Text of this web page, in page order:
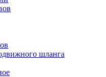
шланга